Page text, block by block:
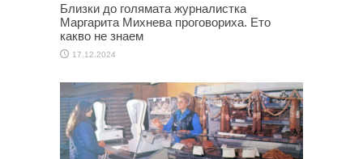
Близки до голямата журналистка
Маргарита Михнева проговориха. Ето
какво не знаем
17.12.2024